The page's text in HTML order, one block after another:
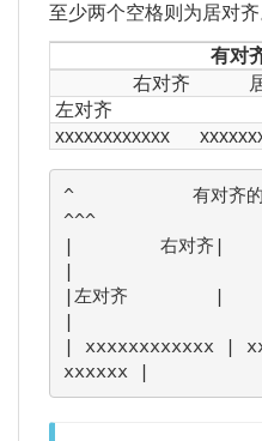
至少两个空格则为居对齐
有对
右对齐
左对齐
xxxxxxxxxxxx
^           有对齐的
^^^
|        右对齐|
|
|左对齐        |
|
| xxxxxxxxxxxx |
xxxxxx |